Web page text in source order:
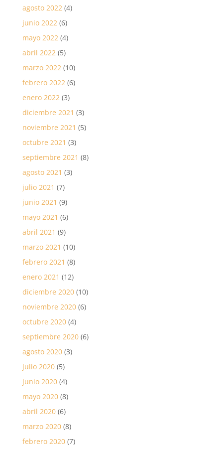
agosto 2022(4)
junio 2022(6)
mayo 2022(4)
abril 2022(5)
marzo 2022(10)
febrero 2022(6)
enero 2022(3)
diciembre 2021 (3)
noviembre 2021 (5)
octubre 2021 (3)
septiembre 2021 (8)
agosto 2021 (3)
julio 2021 (7)
junio 2021 (9)
mayo 2021 (6)
abril 2021 (9)
marzo 2021 (10)
febrero 2021 (8)
enero 2021 (12)
diciembre 2020(10)
noviembre 2020(6)
octubre 2020(4)
septiembre 2020(6)
agosto 2020(3)
julio 2020(5)
junio 2020(4)
mayo 2020(8)
abril 2020(6)
marzo 2020(8)
febrero 2020(7)